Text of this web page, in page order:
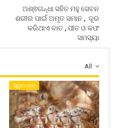
ଅଶ୍ଵଗନ୍ଧା ସହିତ ମହୁ ସେବନ
ଶରୀର ପାଇଁ ଅମୃତ ସମାନ , ଦୂର
କରିଥାଏ ବାତ , ପୀତ ଓ କଫ
ସମସ୍ୟା
All
ସ୍ୱତନ୍ତ୍ର